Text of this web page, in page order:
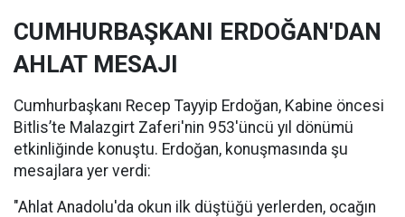
CUMHURBAŞKANI ERDOĞAN'DAN
AHLAT MESAJI
Cumhurbaşkanı Recep Tayyip Erdoğan, Kabine öncesi
Bitlis’te Malazgirt Zaferi'nin 953'üncü yıl dönümü
etkinliğinde konuştu. Erdoğan, konuşmasında şu
mesajlara yer verdi:
"Ahlat Anadolu'da okun ilk düştüğü yerlerden, ocağın